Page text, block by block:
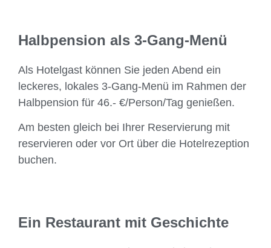
Halbpension als 3-Gang-Menü
Als Hotelgast können Sie jeden Abend ein
leckeres, lokales 3-Gang-Menü im Rahmen der
Halbpension für 46.- €/Person/Tag genießen.
Am besten gleich bei Ihrer Reservierung mit
reservieren oder vor Ort über die Hotelrezeption
buchen.
Ein Restaurant mit Geschichte